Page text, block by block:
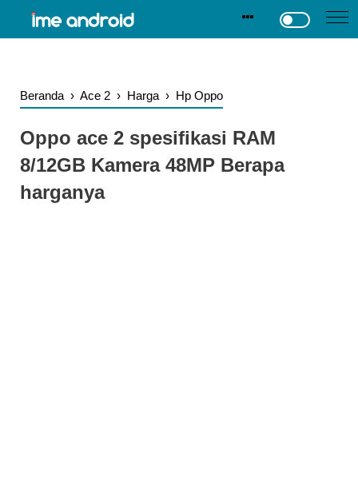
Beranda › Ace 2 › Harga › Hp Oppo
Oppo ace 2 spesifikasi RAM
8/12GB Kamera 48MP Berapa
harganya